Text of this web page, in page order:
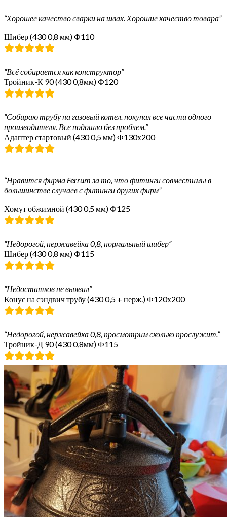
“Хорошее качество сварки на швах. Хорошие качество товара”
Шибер (430 0,8 мм) Ф110
“Всё собирается как конструктор”
Тройник-К 90 (430 0,8мм) Ф120
“Собираю трубу на газовый котел. покупал все части одного
производителя. Все подошло без проблем.”
Адаптер стартовый (430 0,5 мм) Ф130х200
“Нравится фирма Ferrum за то, что фитинги совместимы в
большинстве случаев с фитинги других фирм”
Хомут обжимной (430 0,5 мм) Ф125
“Недорогой, нержавейка 0,8, нормальный шибер”
Шибер (430 0,8 мм) Ф115
“Недостатков не выявил”
Конус на сэндвич трубу (430 0,5 + нерж.) Ф120х200
“Недорогой, нержавейка 0,8, просмотрим сколько прослужит.”
Тройник-Д 90 (430 0,8мм) Ф115